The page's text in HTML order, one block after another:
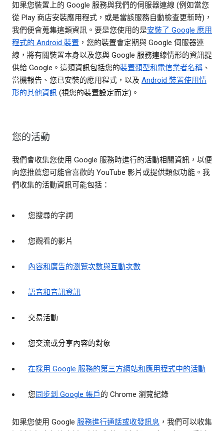
如果您裝置上的 Google 服務與我們的伺服器連線 (例如當您
從 Play 商店安裝應用程式，或是當該服務自動檢查更新時)，
我們便會蒐集這類資訊。要是您使用的是安裝了 Google 應用
程式的 Android 裝置 ，您的裝置會定期與 Google 伺服器連
線，將有關裝置本身以及您與 Google 服務連線情形的資訊提
供給 Google。這類資訊包括您的裝置類型和電信業者名稱 、
當機報告、您已安裝的應用程式，以及 Android 裝置使用情
形的其他資訊 (視您的裝置設定而定)。
您的活動
我們會收集您使用 Google 服務時進行的活動相關資訊，以便
向您推薦您可能會喜歡的 YouTube 影片或提供類似功能。我
們收集的活動資訊可能包括：
您搜尋的字詞
您觀看的影片
內容和廣告的瀏覽次數與互動次數
語音和音訊資訊
交易活動
您交流或分享內容的對象
在採用 Google 服務的第三方網站和應用程式中的活動
您同步到 Google 帳戶的 Chrome 瀏覽紀錄
如果您使用 Google 服務進行通話或收發訊息 ，我們可以收集